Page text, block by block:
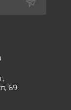
69